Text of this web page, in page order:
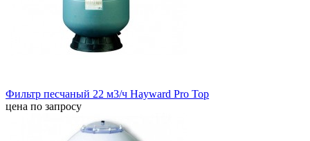
Фильтр песчаный 22 м3/ч Hayward Pro Top
цена по запросу